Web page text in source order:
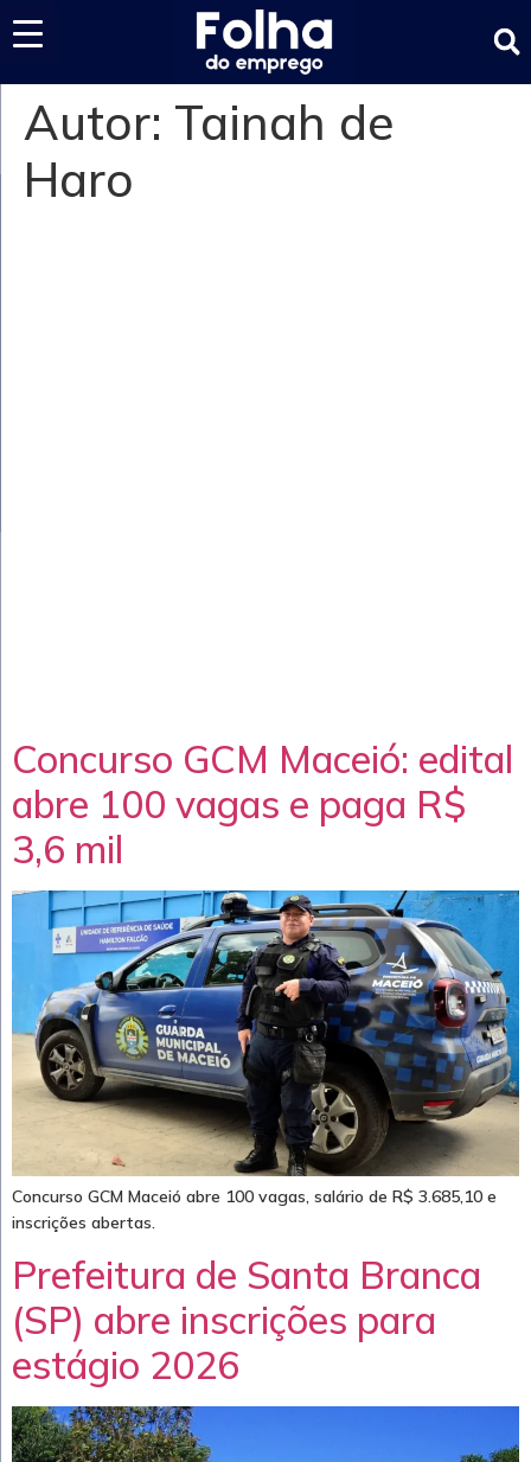
Autor: Tainah de
Haro
Concurso GCM Maceió: edital
abre 100 vagas e paga R$
3,6 mil
Concurso GCM Maceió abre 100 vagas, salário de R$ 3.685,10 e
inscrições abertas.
Prefeitura de Santa Branca
(SP) abre inscrições para
estágio 2026